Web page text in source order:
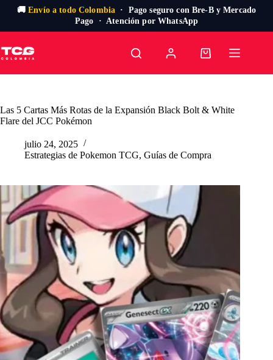
🚚Envío a todo Colombia · Pago seguro con Bre-B y Mercado
Pago · Atención por WhatsApp
al
contenido
Carro
Las 5 Cartas Más Rotas de la Expansión Black Bolt & White
Flare del JCC Pokémon
julio 24, 2025
Estrategias de Pokemon TCG, Guías de Compra